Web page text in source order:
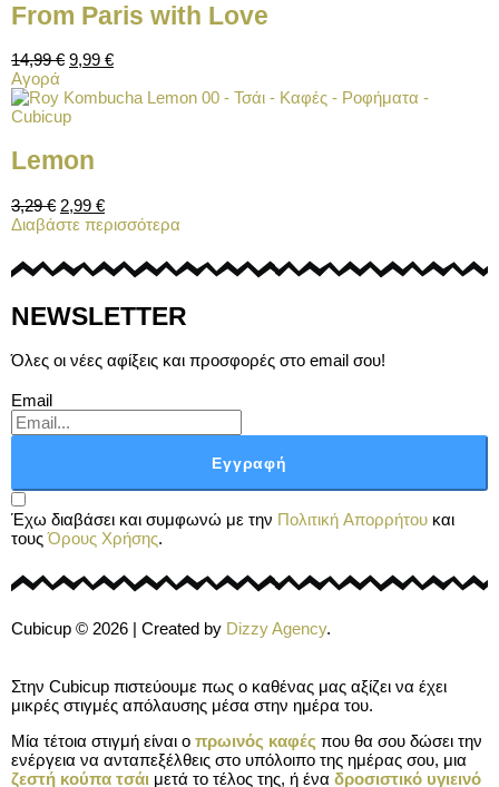
From Paris with Love
14,99€ 9,99 €
Αγορά
Lemon
3,29€ 2,99 €
Διαβάστε περισσότερα
NEWSLETTER
Όλες οι νέες αφίξεις και προσφορές στο email σου!
Email
Εγγραφή
Έχω διαβάσει και συμφωνώ με την Πολιτική Απορρήτου και
τουςΌρους Χρήσης.
Στην Cubicup πιστεύουμε πως ο καθένας μας αξίζει να έχει
μικρές στιγμές απόλαυσης μέσα στην ημέρα του.
Μία τέτοια στιγμή είναι ο πρωινός καφές που θα σου δώσει την
ενέργεια να ανταπεξέλθεις στο υπόλοιπο της ημέρας σου, μια
ζεστή κούπα τσάι μετά το τέλος της, ή ένα δροσιστικό υγιεινό
Cubicup © 2026 | Created by Dizzy Agency.